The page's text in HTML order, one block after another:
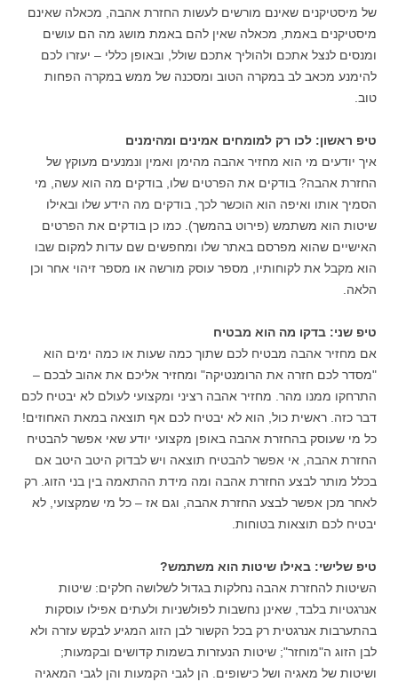
של מיסטיקנים שאינם מורשים לעשות החזרת אהבה, מכאלה שאינם
מיסטיקנים באמת, מכאלה שאין להם באמת מושג מה הם עושים
ומנסים לנצל אתכם ולהוליך אתכם שולל, ובאופן כללי – יעזרו לכם
להימנע מכאב לב במקרה הטוב ומסכנה של ממש במקרה הפחות
טוב.
טיפ ראשון: לכו רק למומחים אמינים ומהימנים
איך יודעים מי הוא מחזיר אהבה מהימן ואמין ונמנעים מעוקץ של
החזרת אהבה? בודקים את הפרטים שלו, בודקים מה הוא עשה, מי
הסמיך אותו ואיפה הוא הוכשר לכך, בודקים מה הידע שלו ובאילו
שיטות הוא משתמש (פירוט בהמשך). כמו כן בודקים את הפרטים
האישיים שהוא מפרסם באתר שלו ומחפשים שם עדות למקום שבו
הוא מקבל את לקוחותיו, מספר עוסק מורשה או מספר זיהוי אחר וכן
הלאה.
טיפ שני: בדקו מה הוא מבטיח
אם מחזיר אהבה מבטיח לכם שתוך כמה שעות או כמה ימים הוא
"מסדר לכם חזרה את הרומנטיקה" ומחזיר אליכם את אהוב לבכם –
התרחקו ממנו מהר. מחזיר אהבה רציני ומקצועי לעולם לא יבטיח לכם
דבר כזה. ראשית כול, הוא לא יבטיח לכם אף תוצאה במאת האחוזים!
כל מי שעוסק בהחזרת אהבה באופן מקצועי יודע שאי אפשר להבטיח
החזרת אהבה, אי אפשר להבטיח תוצאה ויש לבדוק היטב היטב אם
בכלל מותר לבצע החזרת אהבה ומה מידת ההתאמה בין בני הזוג. רק
לאחר מכן אפשר לבצע החזרת אהבה, וגם אז – כל מי שמקצועי, לא
יבטיח לכם תוצאות בטוחות.
טיפ שלישי: באילו שיטות הוא משתמש?
השיטות להחזרת אהבה נחלקות בגדול לשלושה חלקים: שיטות
אנרגטיות בלבד, שאינן נחשבות לפולשניות ולעתים אפילו עוסקות
בהתערבות אנרגטית רק בכל הקשור לבן הזוג המגיע לבקש עזרה ולא
לבן הזוג ה"מוחזר"; שיטות הנעזרות בשמות קדושים ובקמעות;
ושיטות של מאגיה ושל כישופים. הן לגבי הקמעות והן לגבי המאגיה